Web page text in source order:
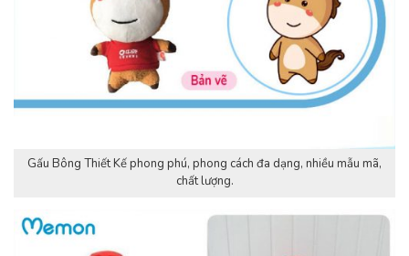
Gấu Bông Thiết Kế phong phú, phong cách đa dạng, nhiều mẫu mã,
chất lượng.